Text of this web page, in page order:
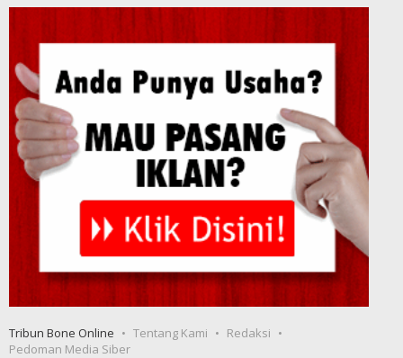
Tribun Bone Online Tentang Kami
Redaksi
Pedoman Media Siber